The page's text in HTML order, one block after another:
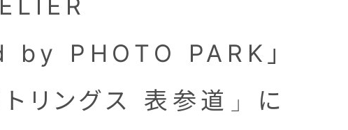
PHOTO PARK」
リングス 表参道」に